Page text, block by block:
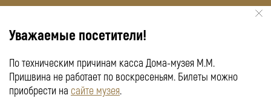
КУПИТЬ БИЛЕТ ПУШКИНСКАЯ КАРТА
Уважаемые посетители!
По техническим причинам касса Дома-музея М.М.
Пришвина не работает по воскресеньям. Билеты можно
приобрести на сайте музея.